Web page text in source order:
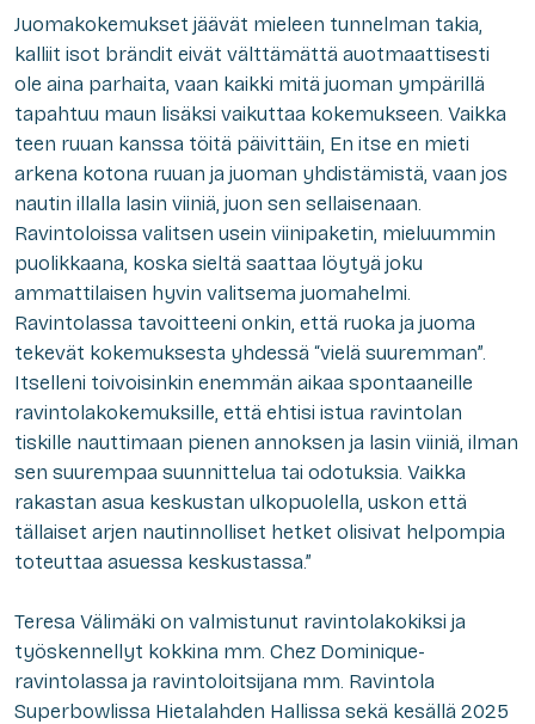
Juomakokemukset jäävät mieleen tunnelman takia,
kalliit isot brändit eivät välttämättä auotmaattisesti
ole aina parhaita, vaan kaikki mitä juoman ympärillä
tapahtuu maun lisäksi vaikuttaa kokemukseen. Vaikka
teen ruuan kanssa töitä päivittäin, En itse en mieti
arkena kotona ruuan ja juoman yhdistämistä, vaan jos
nautin illalla lasin viiniä, juon sen sellaisenaan.
Ravintoloissa valitsen usein viinipaketin, mieluummin
puolikkaana, koska sieltä saattaa löytyä joku
ammattilaisen hyvin valitsema juomahelmi.
Ravintolassa tavoitteeni onkin, että ruoka ja juoma
tekevät kokemuksesta yhdessä “vielä suuremman”.
Itselleni toivoisinkin enemmän aikaa spontaaneille
ravintolakokemuksille, että ehtisi istua ravintolan
tiskille nauttimaan pienen annoksen ja lasin viiniä, ilman
sen suurempaa suunnittelua tai odotuksia. Vaikka
rakastan asua keskustan ulkopuolella, uskon että
tällaiset arjen nautinnolliset hetket olisivat helpompia
toteuttaa asuessa keskustassa.”
Teresa Välimäki on valmistunut ravintolakokiksi ja
työskennellyt kokkina mm. Chez Dominique-
ravintolassa ja ravintoloitsijana mm. Ravintola
Superbowlissa Hietalahden Hallissa sekä kesällä 2025